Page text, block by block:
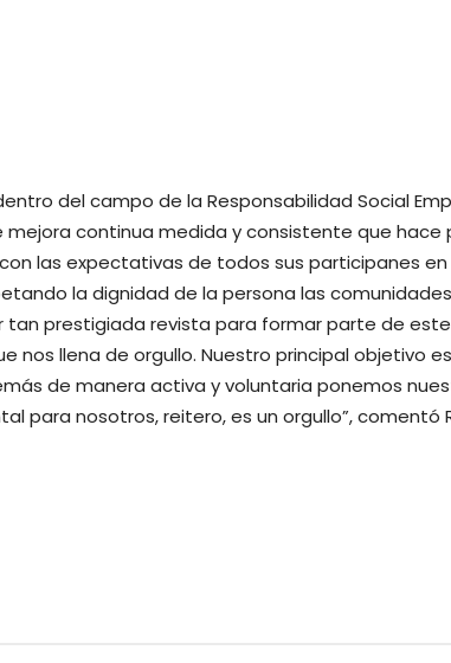
del campo de la Responsabilidad Social
mejora continua medida y consistente que hace
las expectativas de todos sus participanes en
la dignidad de la persona las
tan prestigiada revista para formar parte de
nos llena de orgullo. Nuestro principal objetivo
de manera activa y voluntaria ponemos
para nosotros, reitero, es un orgullo”, comentó